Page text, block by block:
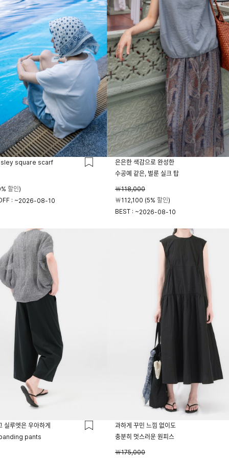
square scarf
할인)
: ~2026-08-10
은은한 색감으로 완성한
수공예 같은, 벌룬 실크 탑
￦118,000
￦112,100 (5% 할인)
BEST : ~2026-08-10
실루엣은 우아하게
pants
과하게 꾸민 느낌 없이도
충분히 멋스러운 원피스
￦175,000